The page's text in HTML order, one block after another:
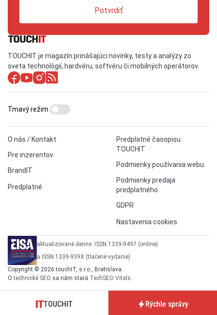
Potvrdiť
TOUCHIT je magazín prinášajúci novinky, testy a analýzy zo
sveta technológií, hardvéru, softvéru či mobilných operátorov.
O nás / Kontakt
Pre inzerentov
BrandIT
Predplatné
Predplatné časopisu
TOUCHIT
Podmienky používania webu
Podmienky predaja
predplatného
GDPR
Nastavenia cookies
Tmavý režim
aktualizované denne: ISSN 1339-9497 (online)
a ISSN 1339-939X (tlačené vydanie)
Copyright © 2026 touchIT, s.r.o., Bratislava.
Otechnické SEO sa nám stará TechSEO Vitals.
TOUCHIT Rýchle správy